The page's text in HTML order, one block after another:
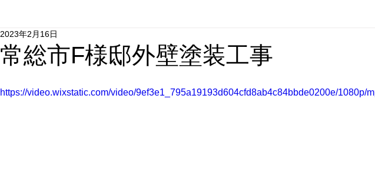
常総市F様邸外壁塗装工事
2023年2月16日
https://video.wixstatic.com/video/9ef3e1_795a19193d604cfd8ab4c84bbde0200e/1080p/